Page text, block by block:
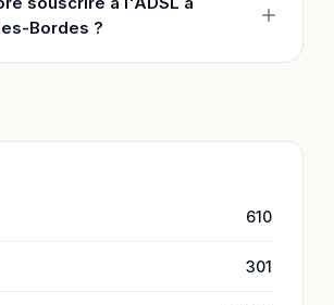
Bordes ?
610
301